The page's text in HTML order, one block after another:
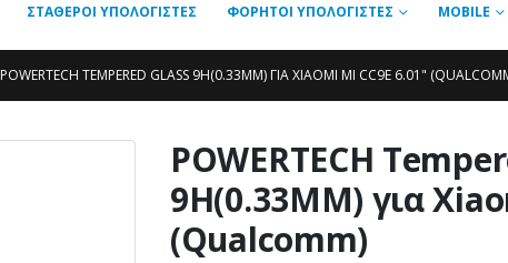
ΣΤΑΘΕΡΟΊ ΥΠΟΛΟΓΙΣΤΈΣ ΦΟΡΗΤΟΊ ΥΠΟΛΟΓΙΣΤΈΣ MOBILE
POWERTECH TEMPERED GLASS 9H(0.33MM) ΓΙΑ XIAOMI MI CC9E 6.01"
POWERTECH
9H(0.33MM) για
(Qualcomm)